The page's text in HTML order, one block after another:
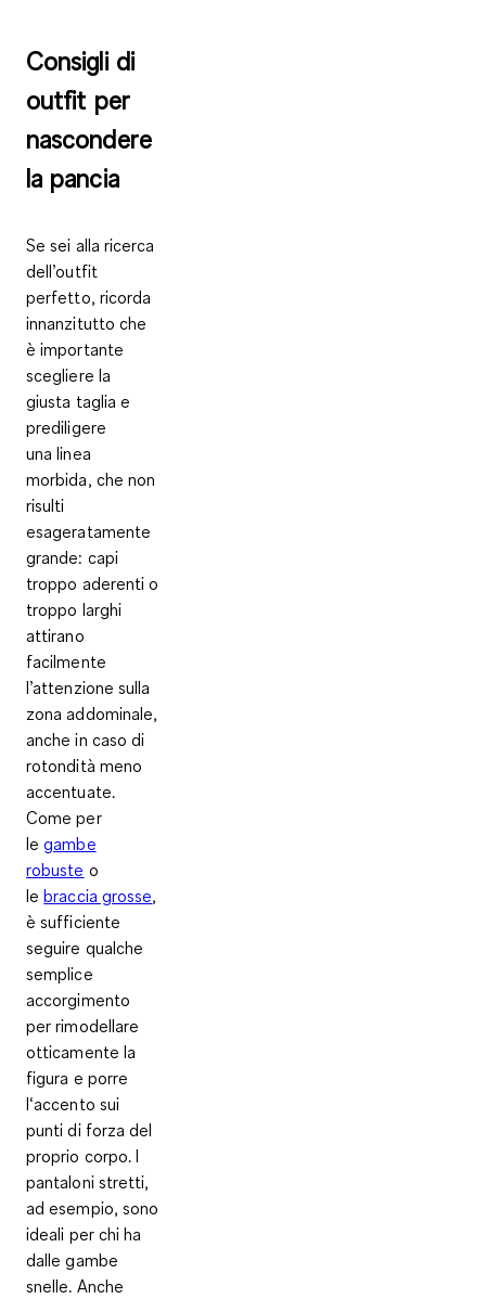
Consigli di
outfit per
nascondere
la pancia
Se sei alla ricerca
dell’outfit
perfetto, ricorda
innanzitutto che
è importante
scegliere la
giusta taglia e
prediligere
unalinea
morbida, che non
risulti
esageratamente
grande: capi
troppo aderenti o
troppo larghi
attirano
facilmente
l’attenzione sulla
zona addominale,
anche in caso di
rotondità meno
accentuate.
Come per
legambe
robuste o
lebraccia grosse,
è sufficiente
seguire qualche
semplice
accorgimento
per rimodellare
otticamente la
figura e porre
l‘accento sui
punti di forza del
proprio corpo. I
pantaloni stretti,
ad esempio, sono
ideali per chi ha
dalle gambe
snelle. Anche